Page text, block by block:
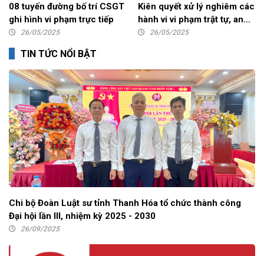
08 tuyến đường bố trí CSGT
ghi hình vi phạm trực tiếp
26/05/2025
Kiên quyết xử lý nghiêm các
hành vi vi phạm trật tự, an
toàn giao thông
26/05/2025
TIN TỨC NỔI BẬT
Chi bộ Đoàn Luật sư tỉnh Thanh Hóa tổ chức thành công
Đại hội lần III, nhiệm kỳ 2025 - 2030
26/09/2025